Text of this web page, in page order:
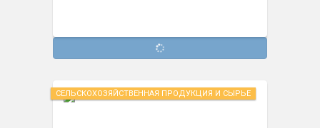
СЕЛЬСКОХОЗЯЙСТВЕННАЯ ПРОДУКЦИЯ И СЫРЬЕ